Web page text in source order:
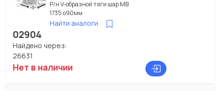
Р/н V-образной тяги шар МВ
1735 о90мм
Найти аналоги
02904
Найдено через:
26631
Нет в наличии